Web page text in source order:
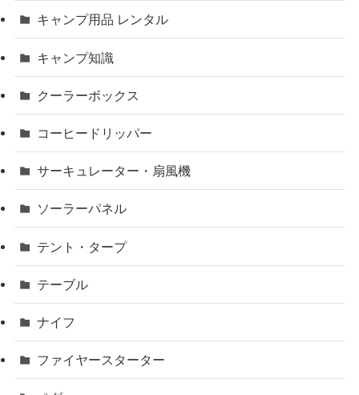
キャンプ用品 レンタル
キャンプ知識
クーラーボックス
コーヒードリッパー
サーキュレーター・扇風機
ソーラーパネル
テント・タープ
テーブル
ナイフ
ファイヤースターター